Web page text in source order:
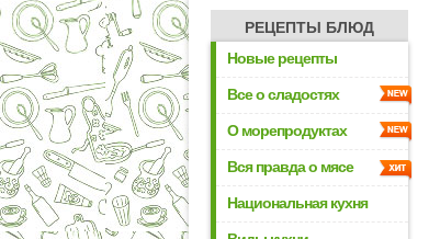
РЕЦЕПТЫ БЛЮД
Новые рецепты
Все о сладостях
О морепродуктах
Вся правда о мясе
Национальная кухня